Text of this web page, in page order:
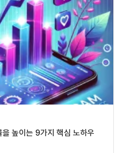
높이는 9가지 핵심 노하우